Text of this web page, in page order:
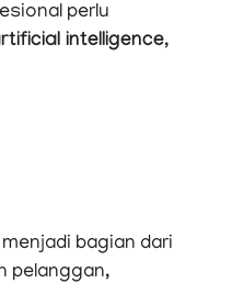
perlu
intelligence,
bagian dari
pelanggan,